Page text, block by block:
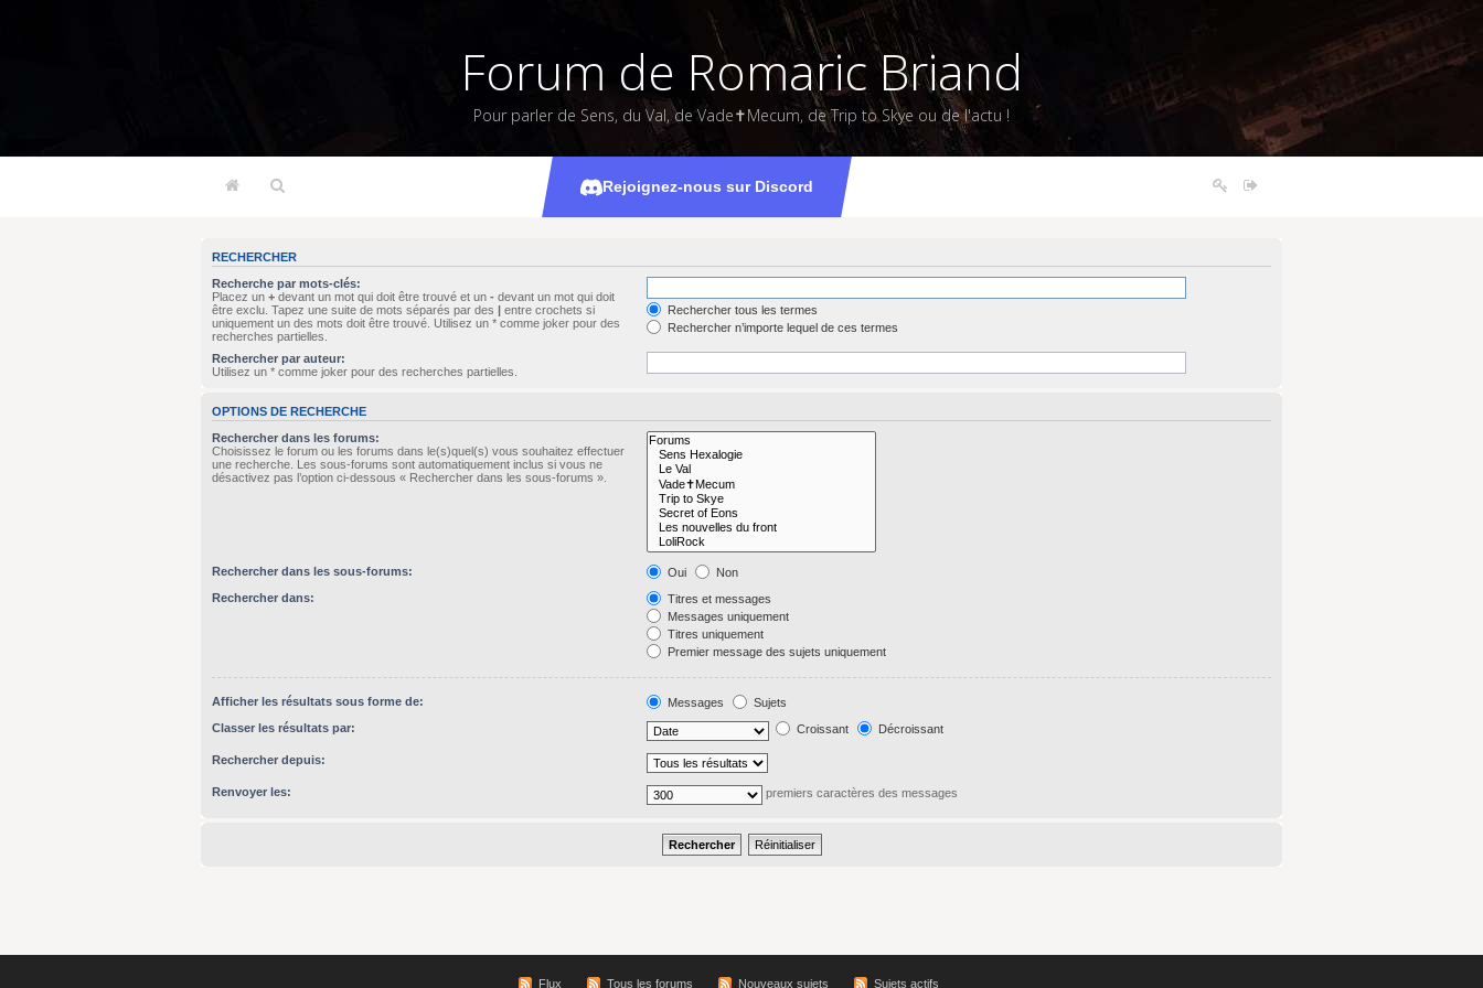
Forum de Romaric Briand
Pour parler de Sens, du Val, de Vade✝Mecum, de Trip to Skye ou de l'actu !
Rejoignez-nous sur Discord
Rechercher
RECHERCHER
Recherche par mots-clés:
Placez un + devant un mot qui doit être trouvé et un - devant un mot qui doit
être exclu. Tapez une suite de mots séparés par des | entre crochets si
uniquement un des mots doit être trouvé. Utilisez un * comme joker pour des
recherches partielles.
Rechercher tous les termes
Rechercher n’importe lequel de ces termes
Rechercher par auteur:
Utilisez un * comme joker pour des recherches partielles.
OPTIONS DE RECHERCHE
Rechercher dans les forums:
Choisissez le forum ou les forums dans le(s)quel(s) vous souhaitez effectuer
une recherche. Les sous-forums sont automatiquement inclus si vous ne
désactivez pas l’option ci-dessous « Rechercher dans les sous-forums ».
Rechercher dans les sous-forums: Oui
Non
Rechercher dans:
Titres et messages
Messages uniquement
Titres uniquement
Premier message des sujets uniquement
Afficher les résultats sous forme de: Messages
Sujets
Classer les résultats par:
Croissant Décroissant
Rechercher depuis:
Renvoyer les: premiers caractères des messages
Flux Tous les forums Nouveaux sujets Sujets actifs